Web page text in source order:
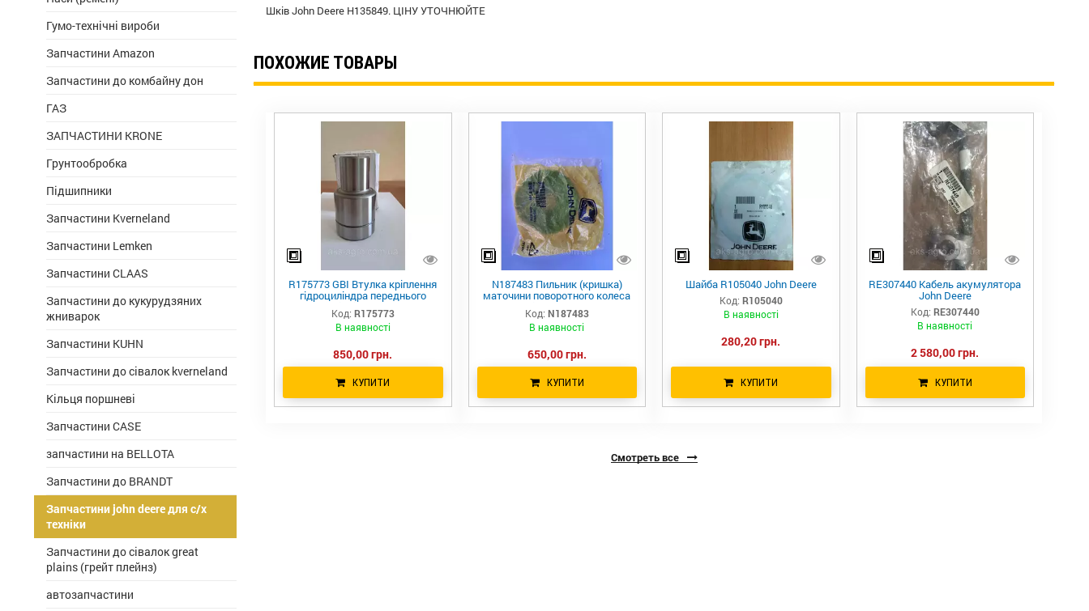
ШківJohn Deere H135849. ЦІНУ УТОЧНЮЙТЕ
ПОХОЖИЕ ТОВАРЫ
R175773 GBI Втулка кріплення
гідроциліндра переднього
важеля підвіски R537928 JD
Код: R175773
В наявності
850,00 грн.
КУПИТИ
N187483 Пильник (кришка)
маточини поворотного колеса
john Deere
Код: N187483
В наявності
650,00 грн.
КУПИТИ
Шайба R105040 John Deere
Код: R105040
В наявності
280,20 грн.
КУПИТИ
RE307440 Кабель акумулятора
John Deere
Код: RE307440
В наявності
2 580,00 грн.
КУПИТИ
Смотреть все
Гумо-технічні вироби
Запчастини Amazon
Запчастини до комбайну дон
ГАЗ
ЗАПЧАСТИНИ KRONE
Грунтообробка
Підшипники
Запчастини Kverneland
Запчастини Lemken
Запчастини CLAAS
Запчастини до кукурудзяних
жниварок
Запчастини KUHN
Запчастини до сівалок kverneland
Кільця поршневі
Запчастини CASE
запчастини на BELLOTA
Запчастини до BRANDT
Запчастини john deere для с/х
техніки
Запчастини до сівалок great
plains (грейт плейнз)
автозапчастини